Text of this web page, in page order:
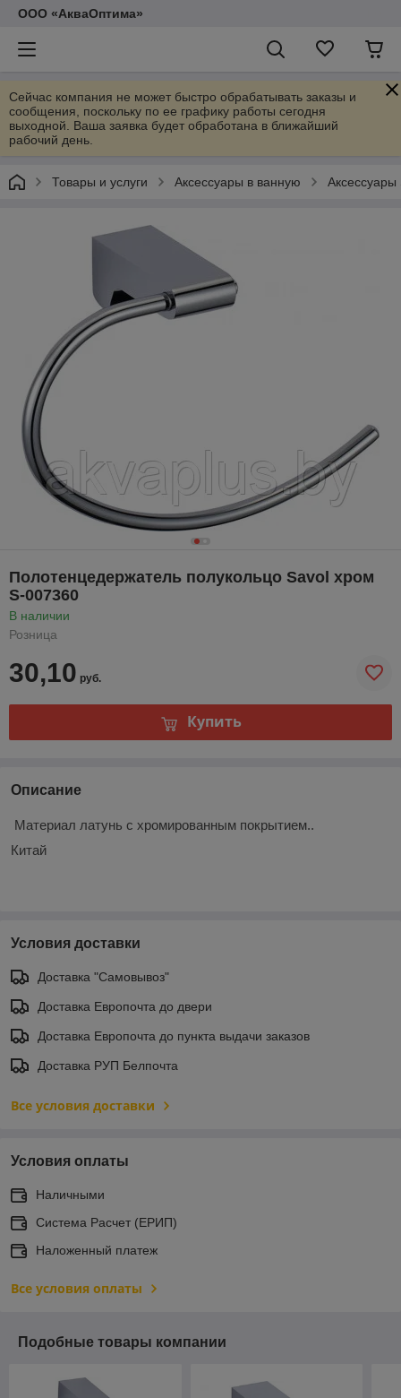
ООО «АкваОптима»
Сейчас компания не может быстро обрабатывать заказы и
сообщения, поскольку по ее графику работы сегодня
выходной. Ваша заявка будет обработана в ближайший
рабочий день.
Товары и услуги Аксессуары в ванную Аксессуары
Полотенцедержатель полукольцо Savol хром
S-007360
В наличии
Розница
30,10 руб.
Купить
Описание
Материал латунь с хромированным покрытием..
Китай
Условия доставки
Доставка "Самовывоз"
Доставка Европочта до двери
Доставка Европочта до пункта выдачи заказов
Доставка РУП Белпочта
Все условия доставки
Условия оплаты
Наличными
Система Расчет (ЕРИП)
Наложенный платеж
Все условия оплаты
Подобные товары компании